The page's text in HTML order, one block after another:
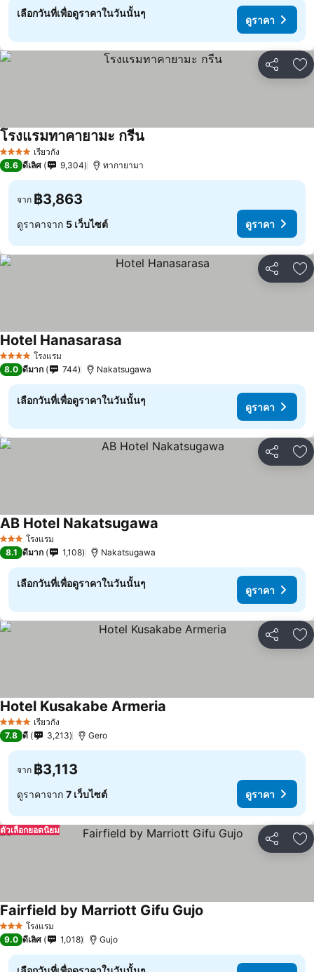
เลือกวันที่เพื่อดูราคาในวันนั้นๆ
ดูราคา
แชร์ เ
4 ดาว เรียวกัง
โรงแรมทาคายามะ กรีน
8.6 ดีเลิศ 9,304 ทากายามา
จาก ฿3,863
ดูราคาจาก 5 เว็บไซต์ ดูราคา
แชร์ เ
4 ดาว โรงแรม
Hotel Hanasarasa
8.0 ดีมาก 744 Nakatsugawa
เลือกวันที่เพื่อดูราคาในวันนั้นๆ
ดูราคา
แชร์ เ
3 ดาว โรงแรม
AB Hotel Nakatsugawa
8.1 ดีมาก 1,108 Nakatsugawa
เลือกวันที่เพื่อดูราคาในวันนั้นๆ
ดูราคา
แชร์ เ
4 ดาว เรียวกัง
Hotel Kusakabe Armeria
7.8 ดี 3,213 Gero
จาก ฿3,113
ดูราคาจาก 7 เว็บไซต์ ดูราคา
แชร์ เ
ตัวเลือกยอดนิยม
3 ดาว โรงแรม
Fairfield by Marriott Gifu Gujo
9.0 ดีเลิศ 1,018 Gujo